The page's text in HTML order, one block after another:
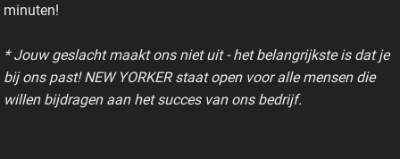
minuten!
* Jouw geslacht maakt ons niet uit - het belangrijkste is dat je
bij ons past! NEW YORKER staat open voor alle mensen die
willen bijdragen aan het succes van ons bedrijf.